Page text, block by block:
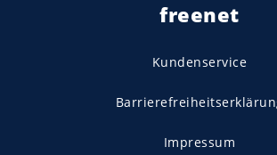
freenet
Kundenservice
Impressum